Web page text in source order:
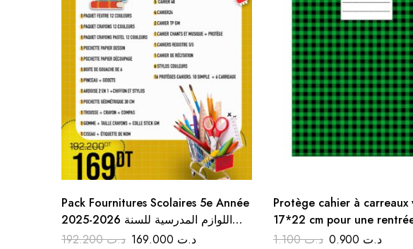
Pack Fournitures Scolaires 5e Année
2025-2026 اللوازم المدرسية للسنة
الخامسة ابتدائي
د.ت192.200 د.ت
Protège cahier à carreaux
17*22 cm pour une
د.ت1.100 د.ت